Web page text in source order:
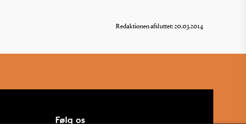
Redaktionen afsluttet: 20.03.2014
Følg os